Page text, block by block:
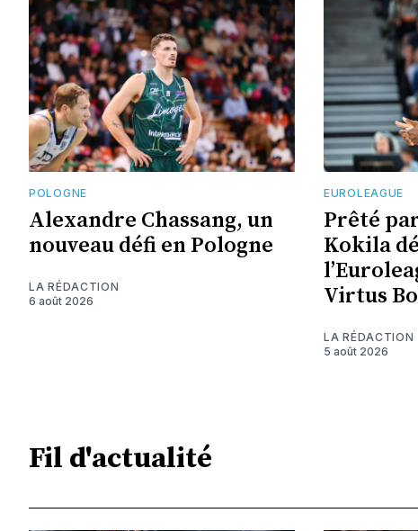
POLOGNE
Alexandre Chassang, un
nouveau défi en Pologne
LA RÉDACTION
6 août 2026
EUROLEAGUE
Prêté
Kokila
Virtus
LA RÉDACTION
5 août 2026
Fil d'actualité